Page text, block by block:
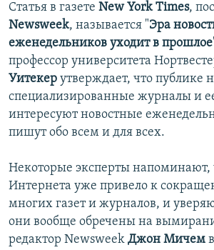
Статья в газете New York Times,
Newsweek, называется "Эра
еженедельников уходит в прошлое
профессор университета
Уитекер утверждает, что публике
специализированные журналы и
интересуют новостные
пишут обо всем и для всех.
Некоторые эксперты напоминают,
Интернета уже привело к
многих газет и журналов, и
они вообще обречены на
редактор Newsweek Джон Мичем